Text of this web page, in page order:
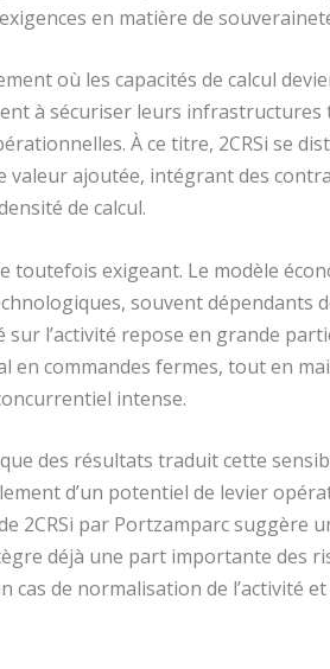
en matière de
où les capacités de calcul
à sécuriser leurs
À ce titre, 2CRSi se
valeur ajoutée, intégrant des
de calcul.
toutefois exigeant. Le modèle
souvent dépendants
sur l’activité repose en grande
en commandes fermes, tout en
intense.
des résultats traduit cette
d’un potentiel de levier
2CRSi par Portzamparc suggère
déjà une part importante des
cas de normalisation de l’activité